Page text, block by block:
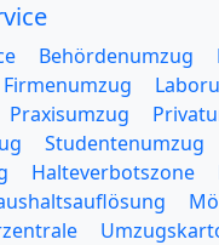
Behördenumzug
Firmenumzug
Praxisumzug
Studentenumzug
Halteverbotszone